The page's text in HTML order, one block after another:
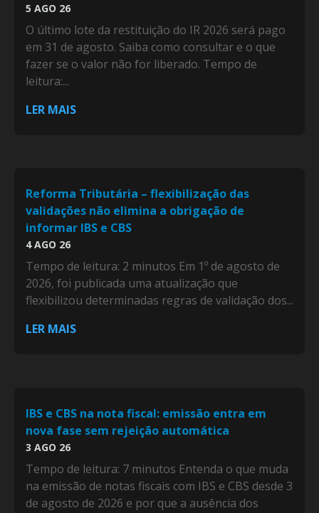
5 AGO 26
O último lote da restituição do IR 2026 será pago
em 31 de agosto. Saiba como consultar e o que
fazer se o valor não for liberado. Tempo de
leitura:...
LER MAIS
Reforma Tributária – flexibilização das
validações não elimina a obrigação de
informar IBS e CBS
4 AGO 26
Tempo de leitura: 2 minutos Em 1º de agosto de
2026, foi publicada uma atualização que
flexibilizou determinadas regras de validação dos...
LER MAIS
IBS e CBS na nota fiscal: emissão entra em
nova fase sem rejeição automática
3 AGO 26
Tempo de leitura: 7 minutos Entenda o que muda
na emissão de notas fiscais com IBS e CBS desde 3
de agosto de 2026 e por que a ausência dos